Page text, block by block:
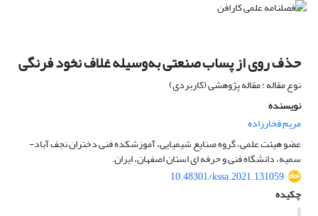
حذف روی از پساب صنعتی به‌وسیله غلاف نخود فرنگی
نوع مقاله : مقاله پژوهشی (کاربردی)
نویسنده
مریم فخارزاده
عضو هیئت علمی، گروه صنایع شیمیایی، آموزشکده فنی دختران نجف آباد-
سمیه، دانشگاه فنی و حرفه ای استان اصفهان، ایران.
10.48301/kssa.2021.131059
چکیده